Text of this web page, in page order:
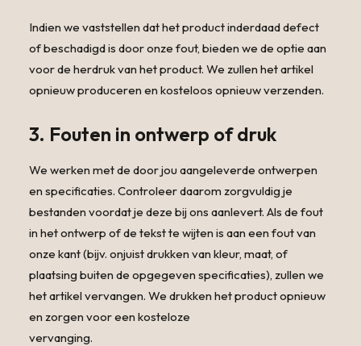
Indien we vaststellen dat het product inderdaad defect
of beschadigd is door onze fout, bieden we de optie aan
voor de herdruk van het product. We zullen het artikel
opnieuw produceren en kosteloos opnieuw verzenden.
3. Fouten in ontwerp of druk
We werken met de door jou aangeleverde ontwerpen
en specificaties. Controleer daarom zorgvuldig je
bestanden voordat je deze bij ons aanlevert. Als de fout
in het ontwerp of de tekst te wijten is aan een fout van
onze kant (bijv. onjuist drukken van kleur, maat, of
plaatsing buiten de opgegeven specificaties), zullen we
het artikel vervangen. We drukken het product opnieuw
en zorgen voor een kosteloze
vervanging.